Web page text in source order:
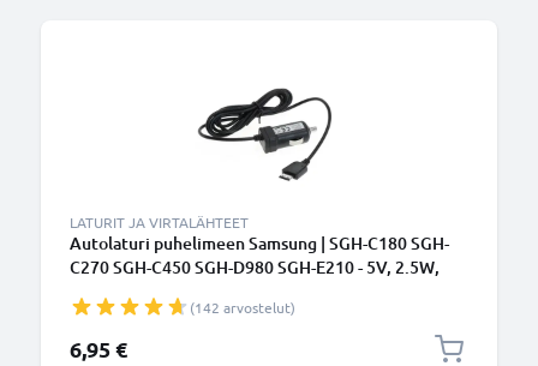
LATURIT JA VIRTALÄHTEET
Autolaturi puhelimeen Samsung | SGH-C180 SGH-
C270 SGH-C450 SGH-D980 SGH-E210 - 5V, 2.5W,
(142 arvostelut)
6,95 €